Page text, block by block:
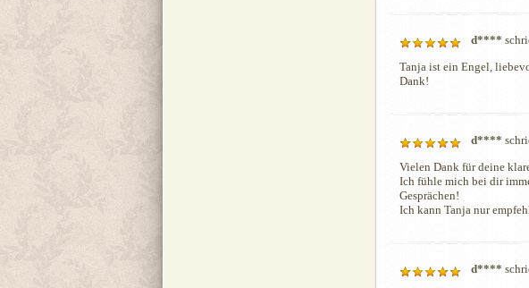
d****
Tanja ist ein Engel,
Dank!
d****
Vielen Dank für deine
Ich fühle mich bei dir
Gesprächen!
Ich kann Tanja nur
d****